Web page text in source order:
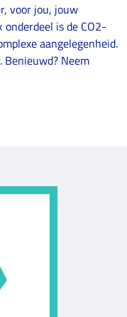
voor jou, jouw
is de CO2-
aangelegenheid.
Neem